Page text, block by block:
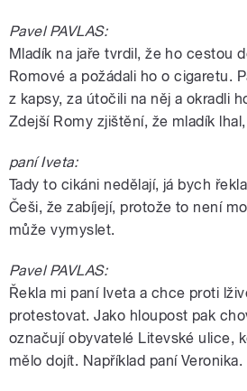
Pavel PAVLAS:
Mladík na jaře tvrdil, že ho cestou
Romové a požádali ho o cigaretu.
z kapsy, za útočili na něj a okradli
Zdejší Romy zjištění, že mladík
paní Iveta:
Tady to cikáni nedělají, já bych
Češi, že zabíjejí, protože to není
může vymyslet.
Pavel PAVLAS:
Řekla mi paní Iveta a chce proti
protestovat. Jako hloupost pak
označují obyvatelé Litevské ulice,
mělo dojít. Například paní Veronika.